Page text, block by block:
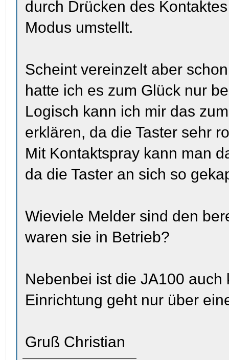
durch Drücken des
Modus umstellt.
Scheint vereinzelt aber
hatte ich es zum Glück nur
Logisch kann ich mir das
erklären, da die Taster sehr
Mit Kontaktspray kann man
da die Taster an sich so
Wieviele Melder sind den
waren sie in Betrieb?
Nebenbei ist die JA100
Einrichtung geht nur über
Gruß Christian